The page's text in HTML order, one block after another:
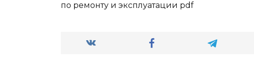
по ремонту и эксплуатации pdf